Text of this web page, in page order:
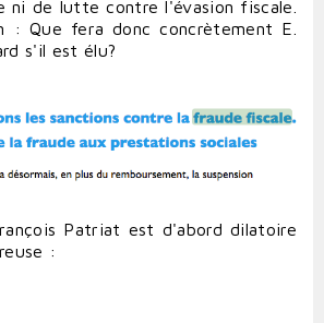
ni de lutte contre l'évasion fiscale.
: Que fera donc concrètement E.
s'il est élu?
Patriat est d'abord dilatoire
: